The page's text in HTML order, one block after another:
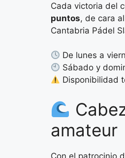
Cada victoria del
puntos, de cara al
Cantabria Pádel
De lunes a
Sábado y
Disponibilidad
amateur
Con el patrocinio